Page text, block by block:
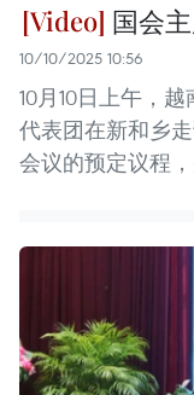
国会
10/10/2025 10:56
10月10日上午，
代表团在新和乡
会议的预定议程